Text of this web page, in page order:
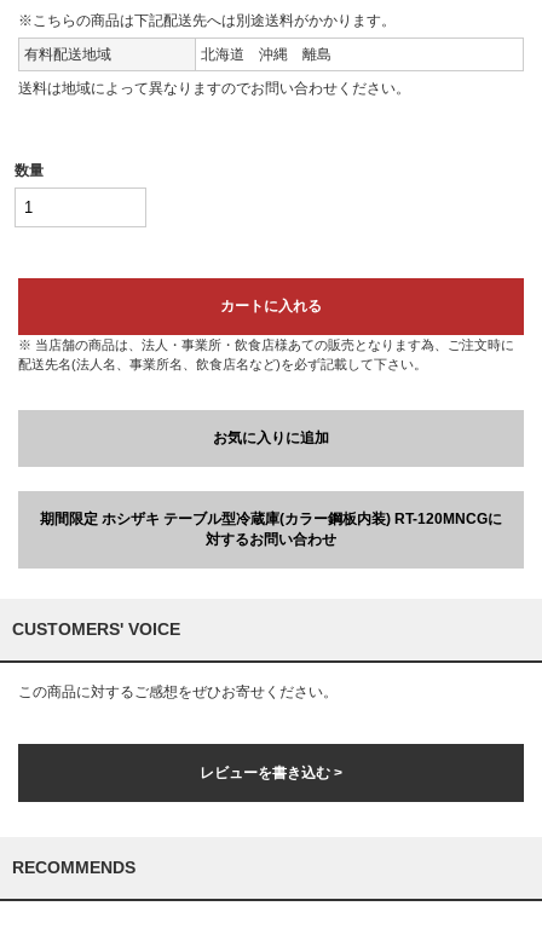
※こちらの商品は下記配送先へは別途送料がかかります。
有料配送地域
北海道 沖縄 離島
送料は地域によって異なりますのでお問い合わせください。
数量
カートに入れる
※ 当店舗の商品は、法人・事業所・飲食店様あての販売となります為、ご注文時に
配送先名(法人名、事業所名、飲食店名など)を必ず記載して下さい。
お気に入りに追加
期間限定 ホシザキ テーブル型冷蔵庫(カラー鋼板内装) RT-120MNCGに
対するお問い合わせ
CUSTOMERS' VOICE
この商品に対するご感想をぜひお寄せください。
レビューを書き込む >
RECOMMENDS